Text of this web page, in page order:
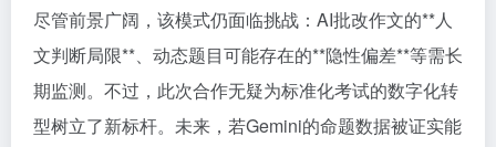
尽管前景广阔，该模式仍面临挑战：AI批改作文的**人
文判断局限**、动态题目可能存在的**隐性偏差**等需长
期监测。不过，此次合作无疑为标准化考试的数字化转
型树立了新标杆。未来，若Gemini的命题数据被证实能